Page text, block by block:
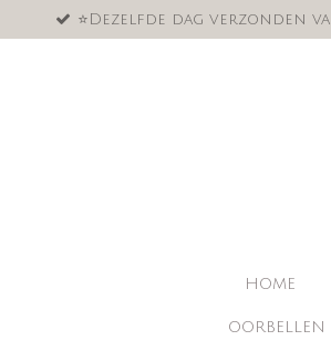
direct
⭐️Dezelfde dag verzonden
HOME
OORBELLEN